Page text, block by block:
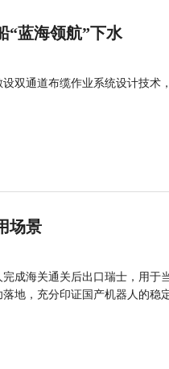
“蓝海领航”下水
双通道布缆作业系统设计技术
场景
成海关通关后出口瑞士，用于
地，充分印证国产机器人的稳